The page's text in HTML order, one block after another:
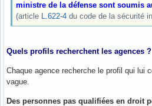
ministre de la défense sont soumis
(article L.622-4 du code de la sécurité
Quels profils recherchent les agences ?
Chaque agence recherche le profil qui lui
vague.
Des personnes pas qualifiées en droit